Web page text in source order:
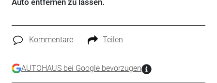
Auto entfernen zu lassen.
Kommentare Teilen
AUTOHAUS bei Google bevorzugen